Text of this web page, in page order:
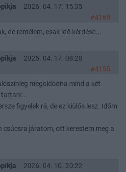
2026. 04. 17. 15:35
#4168
de remélem, csak idő kérdése...
2026. 04. 17. 08:28
#4155
megoldódna mind a két
tartani...
figyelek rá, de ez kiülős lesz. Időm
csúcsra járatom, ott kerestem meg a
2026. 04. 10. 20:22